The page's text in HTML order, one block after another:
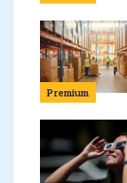
Premium